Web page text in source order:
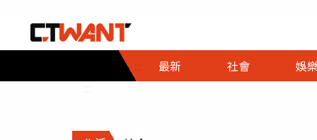
::: 最新 社會
社會首頁
時事
調查
娛樂
娛樂首頁
即時
財經首頁
熱線
政